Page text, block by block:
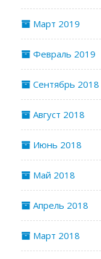
Март 2019
Февраль 2019
Сентябрь 2018
Август 2018
Июнь 2018
Май 2018
Апрель 2018
Март 2018